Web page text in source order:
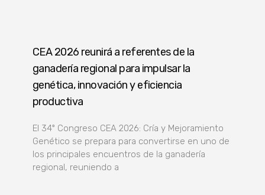
CEA 2026 reunirá a referentes de la
ganadería regional para impulsar la
genética, innovación y eficiencia
productiva
El 34º Congreso CEA 2026: Cría y Mejoramiento
Genético se prepara para convertirse en uno de
los principales encuentros de la ganadería
regional, reuniendo a